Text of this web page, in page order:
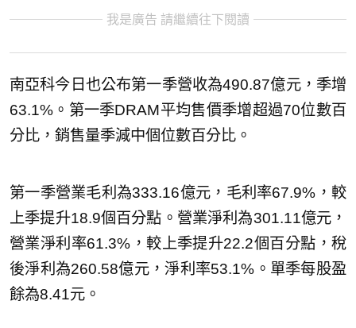
我是廣告 請繼續往下閱讀
南亞科今日也公布第一季營收為490.87億元，季增
63.1%。第一季DRAM平均售價季增超過70位數百
分比，銷售量季減中個位數百分比。
第一季營業毛利為333.16億元，毛利率67.9%，較
上季提升18.9個百分點。營業淨利為301.11億元，
營業淨利率61.3%，較上季提升22.2個百分點，稅
後淨利為260.58億元，淨利率53.1%。單季每股盈
餘為8.41元。